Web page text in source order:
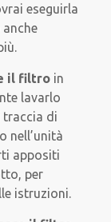
eseguirla
il filtro in
lavarlo
traccia di
nell’unità
appositi
per
istruzioni.